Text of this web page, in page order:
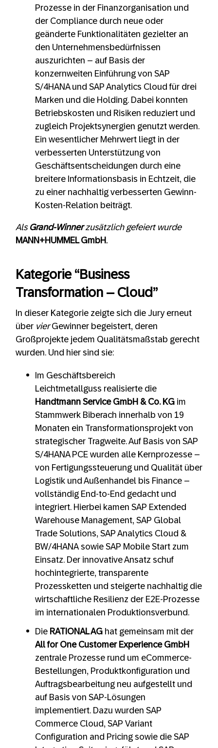
Prozesse in der Finanzorganisation und
der Compliance durch neue oder
geänderte Funktionalitäten gezielter an
den Unternehmensbedürfnissen
auszurichten – auf Basis der
konzernweiten Einführung von SAP
S/4HANA und SAP Analytics Cloud für drei
Marken und die Holding. Dabei konnten
Betriebskosten und Risiken reduziert und
zugleich Projektsynergien genutzt werden.
Ein wesentlicher Mehrwert liegt in der
verbesserten Unterstützung von
Geschäftsentscheidungen durch eine
breitere Informationsbasis in Echtzeit, die
zu einer nachhaltig verbesserten Gewinn-
Kosten-Relation beiträgt.
Als Grand-Winnerzusätzlich gefeiert wurde
MANN+HUMMEL GmbH.
Kategorie “Business
Transformation – Cloud”
In dieser Kategorie zeigte sich die Jury erneut
über vierGewinner begeistert, deren
Großprojekte jedem Qualitätsmaßstab gerecht
wurden. Und hier sind sie:
Im Geschäftsbereich
Leichtmetallguss realisierte die
Handtmann Service GmbH & Co. KG im
Stammwerk Biberach innerhalb von 19
Monaten ein Transformationsprojekt von
strategischer Tragweite. Auf Basis von SAP
S/4HANA PCE wurden alle Kernprozesse –
von Fertigungssteuerung und Qualität über
Logistik und Außenhandel bis Finance –
vollständig End-to-End gedacht und
integriert. Hierbei kamen SAP Extended
Warehouse Management, SAP Global
Trade Solutions, SAP Analytics Cloud &
BW/4HANA sowie SAP Mobile Start zum
Einsatz. Der innovative Ansatz schuf
hochintegrierte, transparente
Prozessketten und steigerte nachhaltig die
wirtschaftliche Resilienz der E2E-Prozesse
im internationalen Produktionsverbund.
Die RATIONAL AG hat gemeinsam mit der
All for One Customer Experience GmbH
zentrale Prozesse rund um eCommerce-
Bestellungen, Produktkonfiguration und
Auftragsbearbeitung neu aufgestellt und
auf Basis von SAP-Lösungen
implementiert. Dazu wurden SAP
Commerce Cloud, SAP Variant
Configuration and Pricing sowie die SAP